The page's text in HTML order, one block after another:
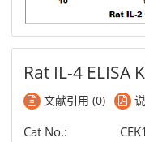
Rat IL-4 ELISA
文献引用 (0)
Cat No.: